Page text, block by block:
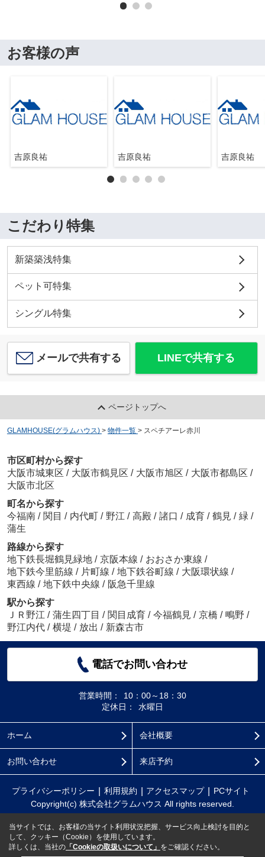
お客様の声
吉原良祐 吉原良祐 吉原良祐
こだわり特集
新築築浅特集
ペット可特集
シングル特集
メールで共有する LINEで共有する
ページトップへ
GLAMHOUSE(グラムハウス) > 物件一覧 > スペチアーレ赤川
市区町村から探す
大阪市城東区 / 大阪市鶴見区 / 大阪市旭区 / 大阪市都島区 /
大阪市北区
町名から探す
今福南 / 関目 / 内代町 / 野江 / 高殿 / 諸口 / 成育 / 鶴見 / 緑 /
蒲生
路線から探す
地下鉄長堀鶴見緑地 / 京阪本線 / おおさか東線 /
地下鉄今里筋線 / 片町線 / 地下鉄谷町線 / 大阪環状線 /
東西線 / 地下鉄中央線 / 阪急千里線
駅から探す
ＪＲ野江 / 蒲生四丁目 / 関目成育 / 今福鶴見 / 京橋 / 鴫野 /
野江内代 / 横堤 / 放出 / 新森古市
電話でお問い合わせ
営業時間：
10：00～18：30
定休日：
水曜日
ホーム 会社概要
お問い合わせ 来店予約
プライバシーポリシー 利用規約 アクセスマップ
PCサイト
Copyright(c) 株式会社グラムハウス All rights reserved.
当サイトでは、お客様の当サイト利用状況把握、サービス向上検討を目的と
して、クッキー（Cookie）を使用しています。
詳しくは、当社の 「Cookieの取扱いについて」 をご確認ください。